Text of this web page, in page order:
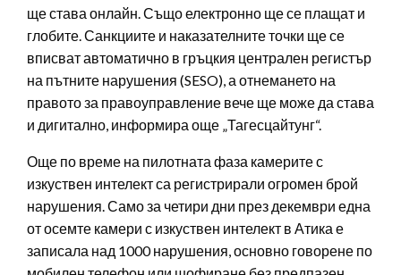
ще става онлайн. Също електронно ще се плащат и
глобите. Санкциите и наказателните точки ще се
вписват автоматично в гръцкия централен регистър
на пътните нарушения (SESO), а отнемането на
правото за правоуправление вече ще може да става
и дигитално, информира още „Тагесцайтунг“.
Още по време на пилотната фаза камерите с
изкуствен интелект са регистрирали огромен брой
нарушения. Само за четири дни през декември една
от осемте камери с изкуствен интелект в Атика е
записала над 1000 нарушения, основно говорене по